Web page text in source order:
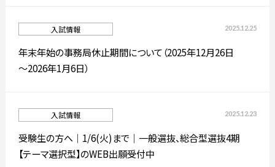
卒業生の方 企業の方
日本 English 한국어
2025.12.25
入試情報
年末年始の事務局休止期間について（2025年12月26日
～2026年1月6日）
2025.12.23
入試情報
受験生の方へ｜1/6(火)まで｜一般選抜、総合型選抜4期
【テーマ選択型】のWEB出願受付中